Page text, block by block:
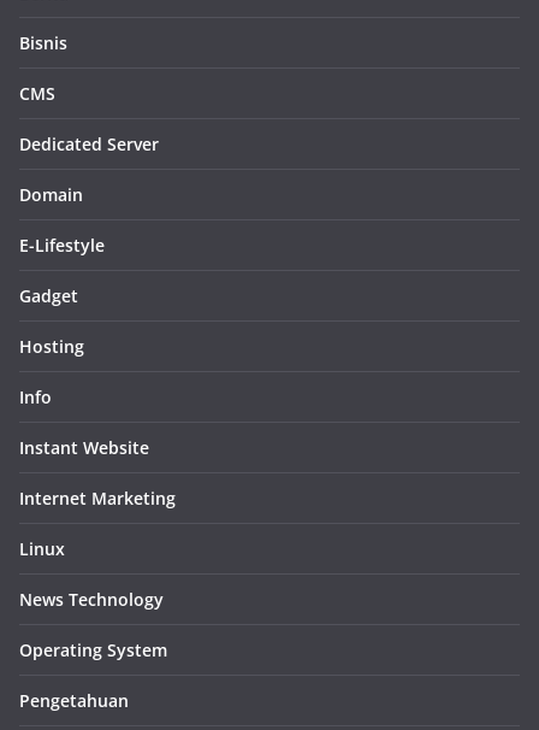
Bisnis
CMS
Dedicated Server
Domain
E-Lifestyle
Gadget
Hosting
Info
Instant Website
Internet Marketing
Linux
News Technology
Operating System
Pengetahuan